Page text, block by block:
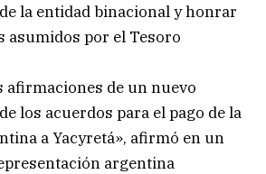
la entidad binacional y honrar
asumidos por el Tesoro
afirmaciones de un nuevo
los acuerdos para el pago de la
a Yacyretá», afirmó en un
argentina